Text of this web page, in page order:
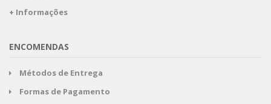
+ Informações
ENCOMENDAS
Métodos de Entrega
Formas de Pagamento